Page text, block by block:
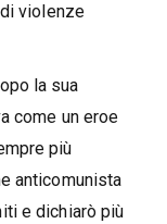
violenze
la sua
come un eroe
più
anticomunista
e dichiarò più